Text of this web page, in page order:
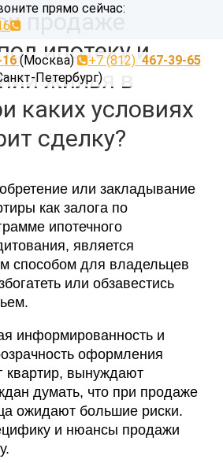
прямо сейчас:
(Москва) +7 (812) 467-39-65
Петербург)
продаже
ипотеку и
жилья в
каких условиях
сделку?
или закладывание
как залога по
ипотечного
является
способом для владельцев
или обзавестись
информированность и
оформления
квартир, вынуждают
думать, что при продаже
ожидают большие риски.
и нюансы продажи